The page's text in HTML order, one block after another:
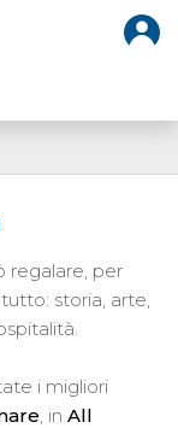
regalare, per
storia, arte,
i migliori
, in All